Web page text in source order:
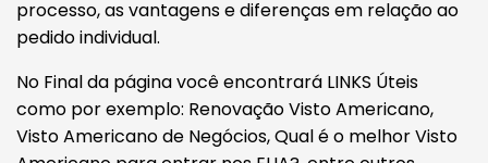
processo, as vantagens e diferenças em relação ao
pedido individual.
No Final da página você encontrará LINKS Úteis
como por exemplo: Renovação Visto Americano,
Visto Americano de Negócios, Qual é o melhor Visto